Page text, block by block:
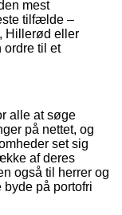
mest
tilfælde –
Hillerød eller
ordre til et
alle at søge
på nettet, og
set sig
af deres
også til herrer og
på portofri